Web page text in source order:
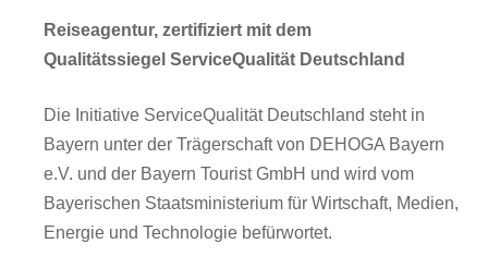
Reiseagentur, zertifiziert mit dem
Qualitätssiegel ServiceQualität Deutschland
Die Initiative ServiceQualität Deutschland steht in
Bayern unter der Trägerschaft von DEHOGA Bayern
e.V. und der Bayern Tourist GmbH und wird vom
Bayerischen Staatsministerium für Wirtschaft, Medien,
Energie und Technologie befürwortet.